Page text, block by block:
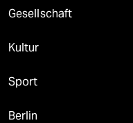
Gesellschaft
Kultur
Sport
Berlin